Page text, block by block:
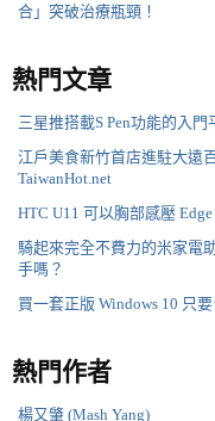
合」突破治療瓶頸！
熱門文章
三星推搭載S Pen功能的入門
江戶美食新竹首店進駐大遠
TaiwanHot.net
HTC U11 可以胸部感壓
騎起來完全不費力的米家電
手嗎？
買一套正版 Windows 10 只
熱門作者
楊又肇 (Mash Yang)